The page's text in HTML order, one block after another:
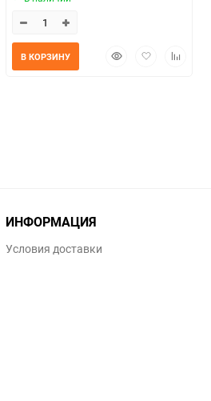
БыстрыйДобавитьДобавить
В КОРЗИНУ
ИНФОРМАЦИЯ
Условия доставки